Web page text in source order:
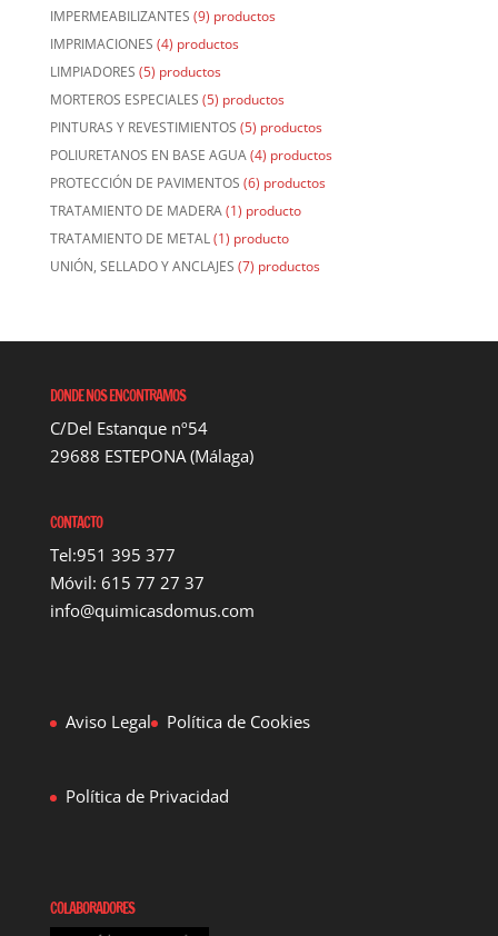
IMPERMEABILIZANTES (9) productos
IMPRIMACIONES (4) productos
LIMPIADORES (5) productos
MORTEROS ESPECIALES (5) productos
PINTURAS Y REVESTIMIENTOS (5) productos
POLIURETANOS EN BASE AGUA(4) productos
PROTECCIÓN DE PAVIMENTOS (6) productos
TRATAMIENTO DE MADERA(1) producto
TRATAMIENTO DE METAL(1) producto
UNIÓN, SELLADO Y ANCLAJES (7) productos
DONDE NOS ENCONTRAMOS
C/Del Estanque nº54
29688 ESTEPONA (Málaga)
CONTACTO
Tel:951 395 377
Móvil: 615 77 27 37
info@quimicasdomus.com
Aviso Legal Política de Cookies
Política de Privacidad
COLABORADORES